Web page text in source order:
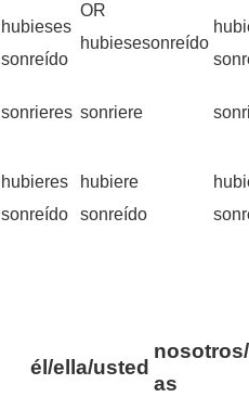
hubieses
sonreído
OR
hubiesesonreído
sonrieres sonriere
hubieres
sonreído
hubiere
sonreído
él/ella/usted
as